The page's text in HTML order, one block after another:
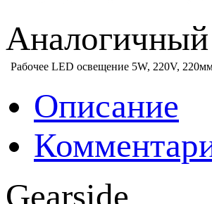
Аналогичный
Рабочее LED освещение 5W, 220V,
Описание
Gearside